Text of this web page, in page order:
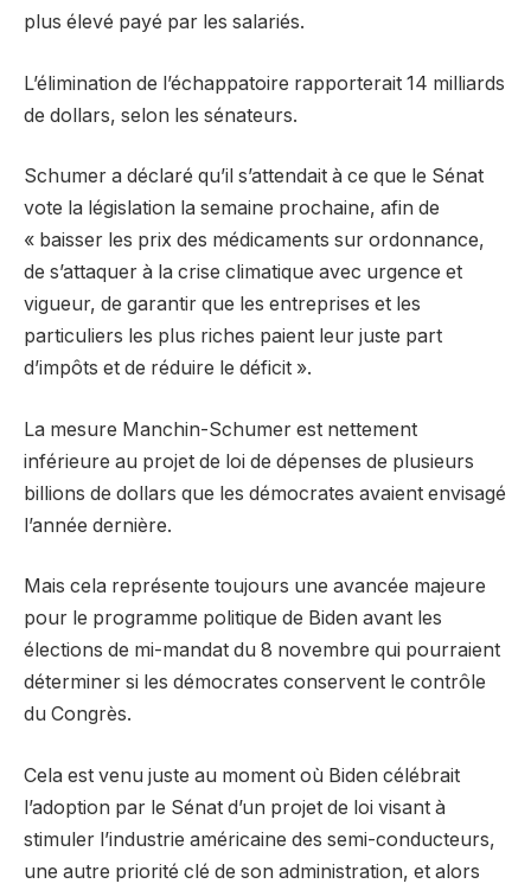
plus élevé payé par les salariés.
L’élimination de l’échappatoire rapporterait 14 milliards
de dollars, selon les sénateurs.
Schumer a déclaré qu’il s’attendait à ce que le Sénat
vote la législation la semaine prochaine, afin de
« baisser les prix des médicaments sur ordonnance,
de s’attaquer à la crise climatique avec urgence et
vigueur, de garantir que les entreprises et les
particuliers les plus riches paient leur juste part
d’impôts et de réduire le déficit ».
La mesure Manchin-Schumer est nettement
inférieure au projet de loi de dépenses de plusieurs
billions de dollars que les démocrates avaient envisagé
l’année dernière.
Mais cela représente toujours une avancée majeure
pour le programme politique de Biden avant les
élections de mi-mandat du 8 novembre qui pourraient
déterminer si les démocrates conservent le contrôle
du Congrès.
Cela est venu juste au moment où Biden célébrait
l’adoption par le Sénat d’un projet de loi visant à
stimuler l’industrie américaine des semi-conducteurs,
une autre priorité clé de son administration, et alors